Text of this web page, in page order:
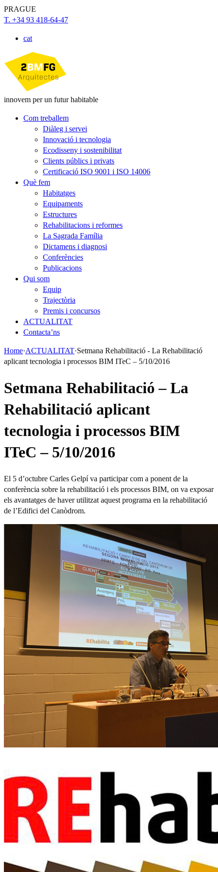
PRAGUE
T. +34 93 418-64-47
cat
innovem per un futur habitable
Com treballem
Diàleg i servei
Innovació i tecnologia
Ecodisseny i sostenibilitat
Clients públics i privats
Certificació ISO 9001 i ISO 14006
Què fem
Habitatges
Equipaments
Estructures
Rehabilitacions i reformes
La Sagrada Família
Dictamens i diagnosi
Conferències
Publicacions
Qui som
Equip
Trajectòria
Premis i concursos
ACTUALITAT
Contacta’ns
Home·ACTUALITAT·Setmana Rehabilitació - La Rehabilitació
aplicant tecnologia i processos BIM ITeC – 5/10/2016
Setmana Rehabilitació – La
Rehabilitació aplicant
tecnologia i processos BIM
ITeC – 5/10/2016
El 5 d’octubre Carles Gelpí va participar com a ponent de la
conferència sobre la rehabilitació i els processos BIM, on va exposar
els avantatges de haver utilitzat aquest programa en la rehabilitació
de l’Edifici del Canòdrom.